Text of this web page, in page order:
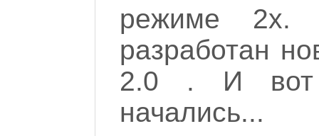
режиме 2x.
разработан
2.0 . И вот